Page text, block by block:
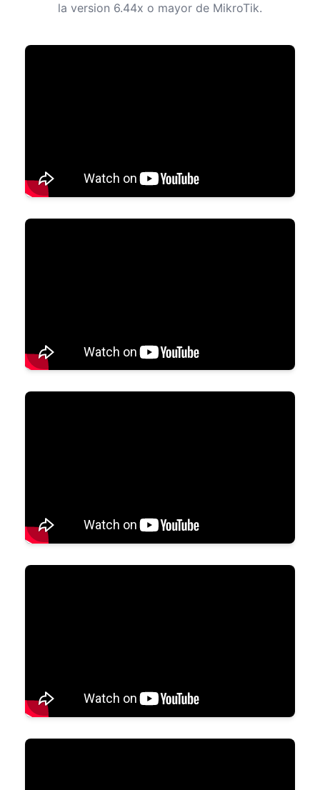
la version 6.44x o mayor de MikroTik.